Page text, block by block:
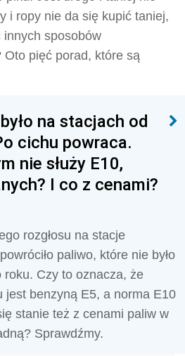
i ropy nie da się kupić taniej,
sposobów
pięć porad, które są
na stacjach od
cichu powraca.
nie służy E10,
I co z cenami?
rozgłosu na stacje
paliwo, które nie było
roku. Czy to oznacza, że
jest benzyną E5, a norma E10
stanie też z cenami paliw w
Sprawdźmy.